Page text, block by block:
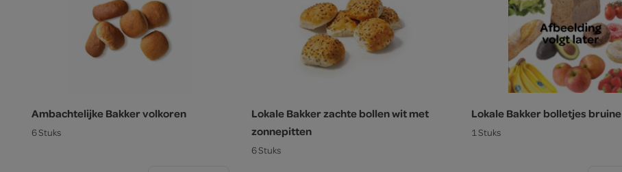
Ambachtelijke Bakker volkoren
6 Stuks
Lokale Bakker zachte bollen wit met
zonnepitten
6 Stuks
Lokale Bakker bolletjes bruine
1 Stuks